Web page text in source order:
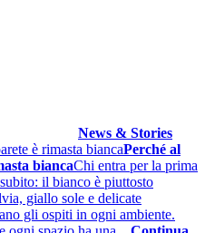
News & Stories
Perché al
biancaChi entra per la prima
il bianco è piuttosto
giallo sole e delicate
gli ospiti in ogni ambiente.